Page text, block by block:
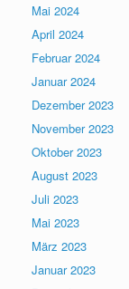
Mai 2024
April 2024
Februar 2024
Januar 2024
Dezember 2023
November 2023
Oktober 2023
August 2023
Juli 2023
Mai 2023
März 2023
Januar 2023